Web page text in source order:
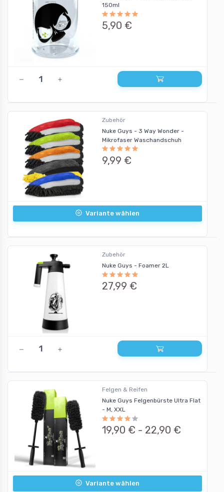
150ml
5,90 €
Zubehör
Nuke Guys - 3 Way Wonder -
Mikrofaser Waschandschuh
9,99 €
Variante wählen
Zubehör
Nuke Guys - Foamer 2L
27,99 €
Felgen & Reifen
Nuke Guys Felgenbürste Ultra Flat
- M, XXL
19,90 € - 22,90 €
Variante wählen